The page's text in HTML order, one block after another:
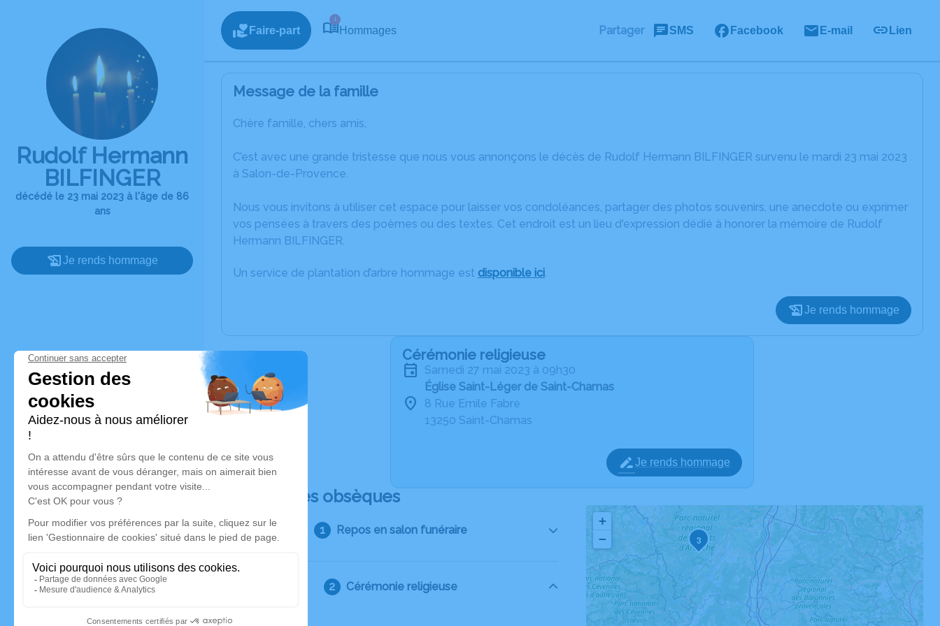
Rudolf Hermann
BILFINGER
décédé le 23 mai 2023 à l'âge de 86
ans
Je rends hommage
Faire-part
1
Hommages Partager SMS Facebook E-mail Lien
Message de la famille
Chère famille, chers amis,
C’est avec une grande tristesse que nous vous annonçons le décès de Rudolf Hermann BILFINGER survenu le mardi 23 mai 2023
à Salon-de-Provence.
Nous vous invitons à utiliser cet espace pour laisser vos condoléances, partager des photos souvenirs, une anecdote ou exprimer
vos pensées à travers des poèmes ou des textes. Cet endroit est un lieu d'expression dédié à honorer la mémoire de Rudolf
Hermann BILFINGER.
Un service de plantation d’arbre hommage est disponible ici.
Je rends hommage
Cérémonie religieuse
samedi 27 mai 2023 à 09h30
Église Saint-Léger de Saint-Chamas
8 Rue Emile Fabre
13250 Saint-Chamas
Je rends hommage
Déroulé des obsèques
Repos en salon funéraire
Cérémonie religieuse
3
+
−